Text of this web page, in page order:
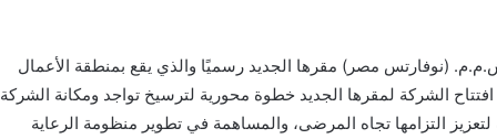
(نوفارتس مصر) مقرها الجديد رسميًا والذي يقع بمنطقة الأعمال
الشركة لمقرها الجديد خطوة محورية لترسيخ تواجد ومكانة الشركة
التزامها تجاه المرضى، والمساهمة في تطوير منظومة الرعاية